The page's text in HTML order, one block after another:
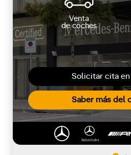
Solicitar cita
Saber más del
Venta
de coches